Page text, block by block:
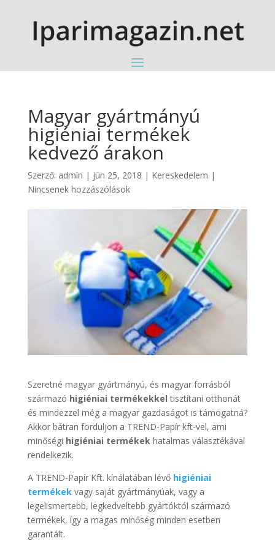
Magyar gyártmányú
higiéniai termékek
kedvező árakon
Szerző: admin | jún 25, 2018 | Kereskedelem |
Nincsenek hozzászólások
Szeretné magyar gyártmányú, és magyar forrásból
származó higiéniai termékekkel tisztítani otthonát
és mindezzel még a magyar gazdaságot is támogatná?
Akkor bátran forduljon a TREND-Papír kft-vel, ami
minőségi higiéniai termékekhatalmas választékával
rendelkezik.
A TREND-Papír Kft. kínálatában lévő higiéniai
termékekvagy saját gyártmányúak, vagy a
legelismertebb, legkedveltebb gyártóktól származó
termékek, így a magas minőség minden esetben
garantált.